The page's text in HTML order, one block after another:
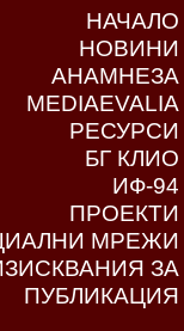
НАЧАЛО
НОВИНИ
АНАМНЕЗА
MEDIAEVALIA
РЕСУРСИ
БГ КЛИО
ИФ-94
ПРОЕКТИ
МРЕЖИ
ЗА
ПУБЛИКАЦИЯ